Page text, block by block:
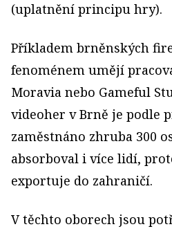
(uplatnění principu hry).
Příkladem brněnských
fenoménem umějí
Moravia nebo Gameful
videoher v Brně je podle
zaměstnáno zhruba 300
absorboval i více lidí,
exportuje do zahraničí.
V těchto oborech jsou